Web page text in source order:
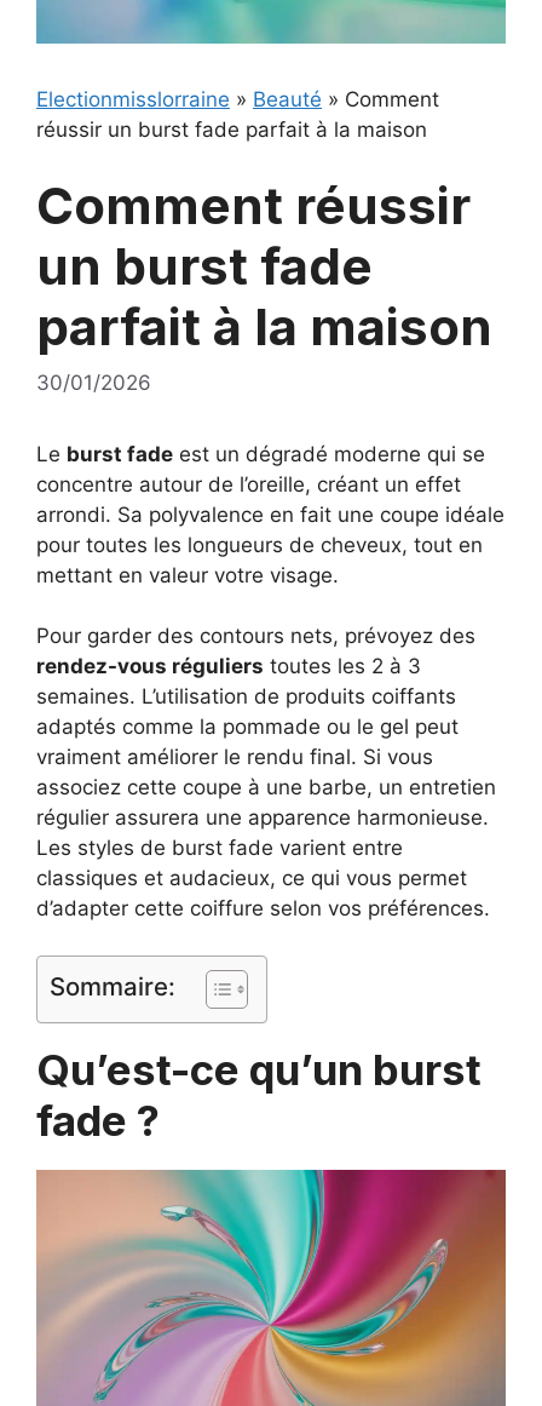
Electionmisslorraine » Beauté » Comment
réussir un burst fade parfait à la maison
Comment réussir
un burst fade
parfait à la maison
30/01/2026
Le burst fade est un dégradé moderne qui se
concentre autour de l’oreille, créant un effet
arrondi. Sa polyvalence en fait une coupe idéale
pour toutes les longueurs de cheveux, tout en
mettant en valeur votre visage.
Pour garder des contours nets, prévoyez des
rendez-vous réguliers toutes les 2 à 3
semaines. L’utilisation de produits coiffants
adaptés comme la pommade ou le gel peut
vraiment améliorer le rendu final. Si vous
associez cette coupe à une barbe, un entretien
régulier assurera une apparence harmonieuse.
Les styles de burst fade varient entre
classiques et audacieux, ce qui vous permet
d’adapter cette coiffure selon vos préférences.
Sommaire:
Qu’est-ce qu’un burst
fade ?